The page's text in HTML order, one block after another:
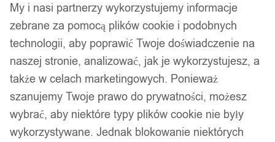
My i nasi partnerzy wykorzystujemy informacje
zebrane za pomocą plików cookie i podobnych
technologii, aby poprawić Twoje doświadczenie na
naszej stronie, analizować, jak je wykorzystujesz, a
także w celach marketingowych. Ponieważ
szanujemy Twoje prawo do prywatności, możesz
wybrać, aby niektóre typy plików cookie nie były
wykorzystywane. Jednak blokowanie niektórych